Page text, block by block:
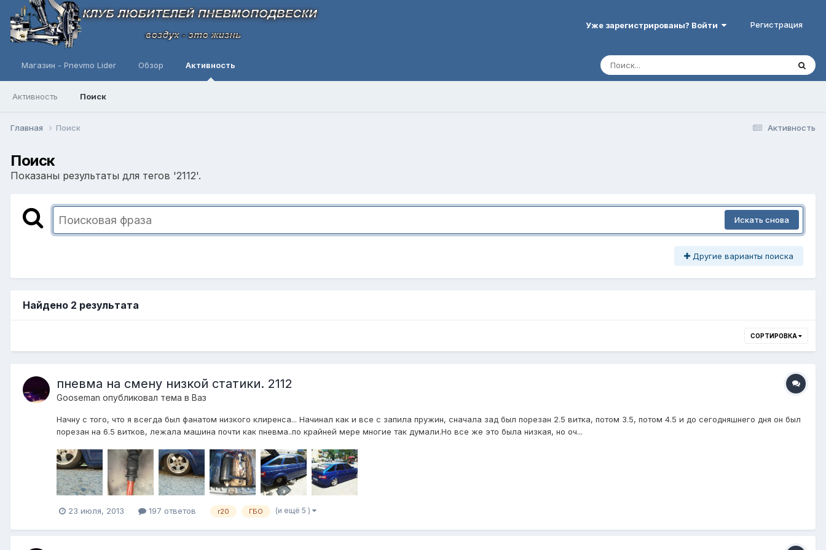
Уже зарегистрированы? Войти Регистрация
Магазин - Pnevmo Lider Обзор Активность
Активность Поиск
Активность
Главная Поиск
Поиск
Показаны результаты для тегов '2112'.
Искать снова
Другие варианты поиска
Найдено 2 результата
СОРТИРОВКА
пневма на смену низкой статики. 2112
Gooseman опубликовал тема в Ваз
Начну с того, что я всегда был фанатом низкого клиренса... Начинал как и все с запила пружин, сначала зад был порезан 2.5 витка, потом 3.5, потом 4.5 и до сегодняшнего дня он был
порезан на 6.5 витков, лежала машина почти как пневма..по крайней мере многие так думали.Но все же это была низкая, но оч...
23 июля, 2013 197 ответов r20 ГБО (и ещё 5 )